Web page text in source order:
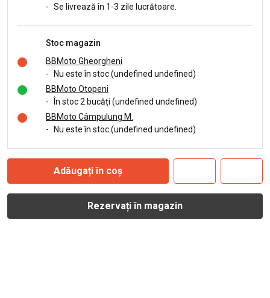
- Se livrează în 1-3 zile lucrătoare.
Stoc magazin
BBMoto Gheorgheni
-
Nu este în stoc (undefined undefined)
BBMoto Otopeni
-
În stoc 2 bucăți (undefined undefined)
BBMoto Câmpulung M.
-
Nu este în stoc (undefined undefined)
Adăugați în coș
Rezervați în magazin